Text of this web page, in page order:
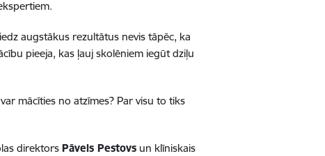
augstākus rezultātus nevis tāpēc, ka
pieeja, kas ļauj skolēniem iegūt dziļu
var mācīties no atzīmes? Par visu to tiks
direktors Pāvels Pestovsun klīniskais